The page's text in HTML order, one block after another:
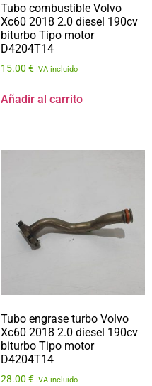
Tubo combustible Volvo
Xc60 2018 2.0 diesel 190cv
biturbo Tipo motor
D4204T14
15.00 € IVA incluido
Añadir al carrito
Tubo engrase turbo Volvo
Xc60 2018 2.0 diesel 190cv
biturbo Tipo motor
D4204T14
28.00 € IVA incluido